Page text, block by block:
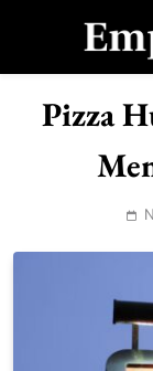
Pizza